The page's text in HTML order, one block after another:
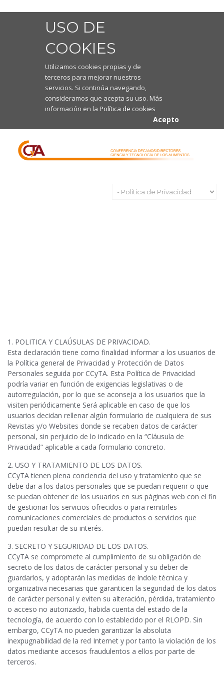
USO DE
COOKIES
Utilizamos cookies propias y de
terceros para mejorar nuestros
servicios. Si continúa navegando,
consideramos que acepta su uso. Más
información en la Política de cookies
Acepto
1. POLITICA Y CLAÚSULAS DE PRIVACIDAD.
Esta declaración tiene como finalidad informar a los usuarios de
la Política general de Privacidad y Protección de Datos
Personales seguida por CCyTA. Esta Política de Privacidad
podría variar en función de exigencias legislativas o de
autorregulación, por lo que se aconseja a los usuarios que la
visiten periódicamente Será aplicable en caso de que los
usuarios decidan rellenar algún formulario de cualquiera de sus
Revistas y/o Websites donde se recaben datos de carácter
personal, sin perjuicio de lo indicado en la “Cláusula de
Privacidad” aplicable a cada formulario concreto.
2. USO Y TRATAMIENTO DE LOS DATOS.
CCyTA tienen plena conciencia del uso y tratamiento que se
debe dar a los datos personales que se puedan requerir o que
se puedan obtener de los usuarios en sus páginas web con el fin
de gestionar los servicios ofrecidos o para remitirles
comunicaciones comerciales de productos o servicios que
puedan resultar de su interés.
3. SECRETO Y SEGURIDAD DE LOS DATOS.
CCyTA se compromete al cumplimiento de su obligación de
secreto de los datos de carácter personal y su deber de
guardarlos, y adoptarán las medidas de índole técnica y
organizativa necesarias que garanticen la seguridad de los datos
de carácter personal y eviten su alteración, pérdida, tratamiento
o acceso no autorizado, habida cuenta del estado de la
tecnología, de acuerdo con lo establecido por el RLOPD. Sin
embargo, CCyTA no pueden garantizar la absoluta
inexpugnabilidad de la red Internet y por tanto la violación de los
datos mediante accesos fraudulentos a ellos por parte de
terceros.